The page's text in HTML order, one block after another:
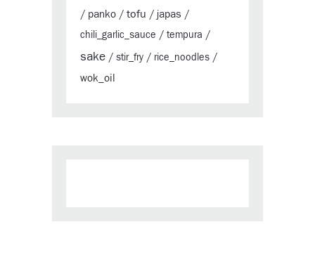
/ panko / tofu / japas /
chili_garlic_sauce / tempura /
sake / stir_fry / rice_noodles /
wok_oil